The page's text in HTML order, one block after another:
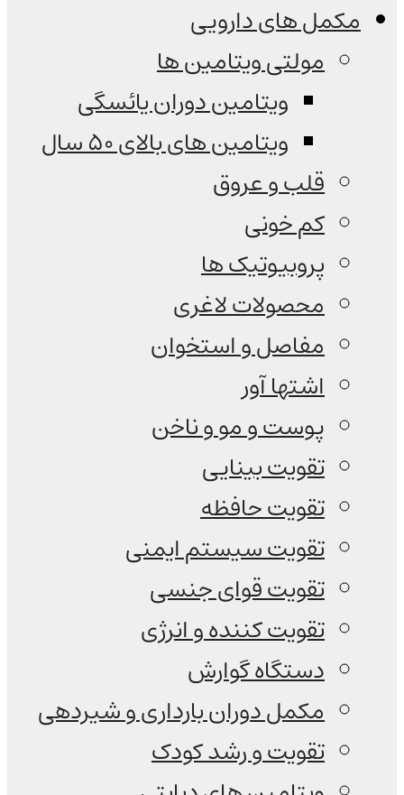
مکمل های دارویی
مولتی ویتامین ها
ویتامین دوران یائسگی
ویتامین های بالای 50 سال
قلب و عروق
کم خونی
پروبیوتیک ها
محصولات لاغری
مفاصل و استخوان
اشتها آور
پوست و مو و ناخن
تقویت بینایی
تقویت حافظه
تقویت سیستم ایمنی
تقویت قوای جنسی
تقویت کننده و انرژی
دستگاه گوارش
مکمل دوران بارداری و شیردهی
تقویت و رشد کودک